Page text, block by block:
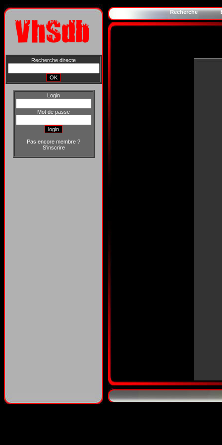
Recherche directe
Login
Mot de passe
Pas encore membre ?
S'inscrire
Recherche